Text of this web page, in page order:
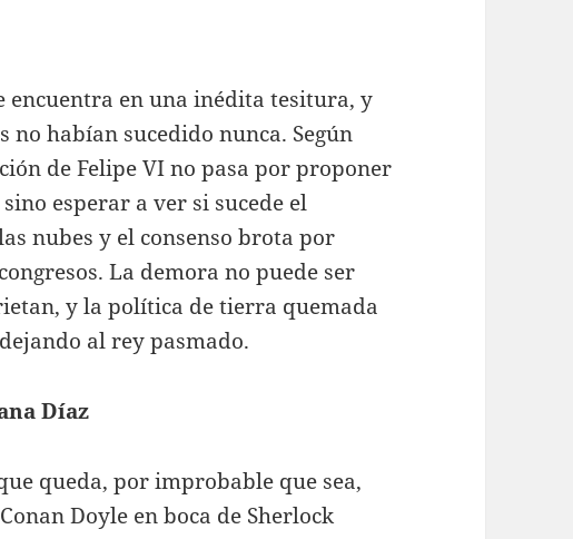
encuentra en una inédita tesitura, y
no habían sucedido nunca. Según
de Felipe VI no pasa por proponer
esperar a ver si sucede el
nubes y el consenso brota por
La demora no puede ser
y la política de tierra quemada
al rey pasmado.
Díaz
queda, por improbable que sea,
Doyle en boca de Sherlock